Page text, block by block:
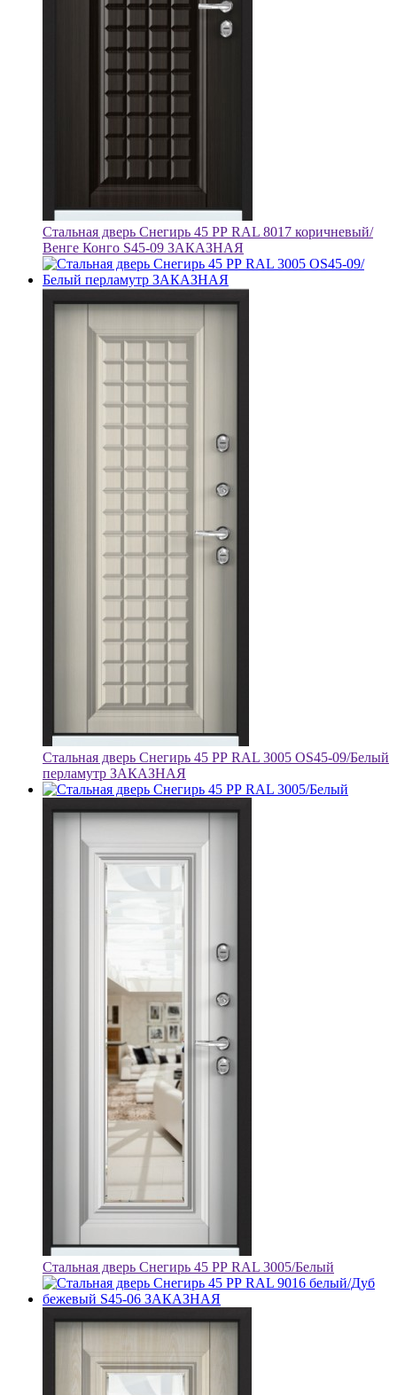
Стальная дверь Снегирь 45 РР RAL 8017 коричневый/
Венге Конго S45-09 ЗАКАЗНАЯ
Стальная дверь Снегирь 45 РР RAL 3005 OS45-09/Белый
перламутр ЗАКАЗНАЯ
Стальная дверь Снегирь 45 РР RAL 3005/Белый